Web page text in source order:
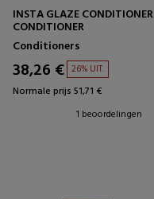
INSTA GLAZE CONDITIONER
CONDITIONER
Conditioners
38,26 € 26% UIT.
Normale prijs 51,71 €
1 beoordelingen